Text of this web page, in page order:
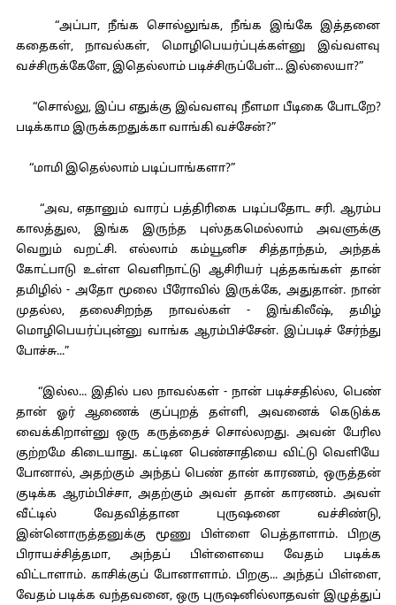
“அப்பா, நீங்க சொல்லுங்க, நீங்க இங்கே இத்தனை
கதைகள், நாவல்கள், மொழிபெயர்ப்புக்கள்னு இவ்வளவு
வச்சிருக்கேளே, இதெல்லாம் படிச்சிருப்பேள்... இல்லையா?”
“சொல்லு, இப்ப எதுக்கு இவ்வளவு நீளமா பீடிகை போடறே?
படிக்காம இருக்கறதுக்கா வாங்கி வச்சேன்?”
“மாமி இதெல்லாம் படிப்பாங்களா?”
“அவ, எதானும் வாரப் பத்திரிகை படிப்பதோட சரி. ஆரம்ப
காலத்துல, இங்க இருந்த புஸ்தகமெல்லாம் அவளுக்கு
வெறும் வறட்சி. எல்லாம் கம்யூனிச சித்தாந்தம், அந்தக்
கோட்பாடு உள்ள வெளிநாட்டு ஆசிரியர் புத்தகங்கள் தான்
தமிழில் - அதோ மூலை பீரோவில் இருக்கே, அதுதான். நான்
முதல்ல, தலைசிறந்த நாவல்கள் - இங்கிலீஷ், தமிழ்
மொழிபெயர்ப்புன்னு வாங்க ஆரம்பிச்சேன். இப்படிச் சேர்ந்து
போச்சு...”
“இல்ல... இதில் பல நாவல்கள் - நான் படிச்சதில்ல, பெண்
தான் ஓர் ஆணைக் குப்புறத் தள்ளி, அவனைக் கெடுக்க
வைக்கிறாள்னு ஒரு கருத்தைச் சொல்லறது. அவன் பேரில
குற்றமே கிடையாது. கட்டின பெண்சாதியை விட்டு வெளியே
போனால், அதற்கும் அந்தப் பெண் தான் காரணம், ஒருத்தன்
குடிக்க ஆரம்பிச்சா, அதற்கும் அவள் தான் காரணம். அவள்
வீட்டில் வேதவித்தான புருஷனை வச்சிண்டு,
இன்னொருத்தனுக்கு மூணு பிள்ளை பெத்தாளாம். பிறகு
பிராயச்சித்தமா, அந்தப் பிள்ளையை வேதம் படிக்க
விட்டாளாம். காசிக்குப் போனாளாம். பிறகு... அந்தப் பிள்ளை,
வேதம் படிக்க வந்தவனை, ஒரு புருஷனில்லாதவள் இழுத்துப்